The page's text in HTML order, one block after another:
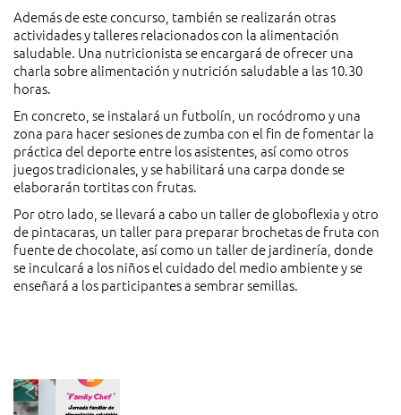
Además de este concurso, también se realizarán otras
actividades y talleres relacionados con la alimentación
saludable. Una nutricionista se encargará de ofrecer una
charla sobre alimentación y nutrición saludable a las 10.30
horas.
En concreto, se instalará un futbolín, un rocódromo y una
zona para hacer sesiones de zumba con el fin de fomentar la
práctica del deporte entre los asistentes, así como otros
juegos tradicionales, y se habilitará una carpa donde se
elaborarán tortitas con frutas.
Por otro lado, se llevará a cabo un taller de globoflexia y otro
de pintacaras, un taller para preparar brochetas de fruta con
fuente de chocolate, así como un taller de jardinería, donde
se inculcará a los niños el cuidado del medio ambiente y se
enseñará a los participantes a sembrar semillas.